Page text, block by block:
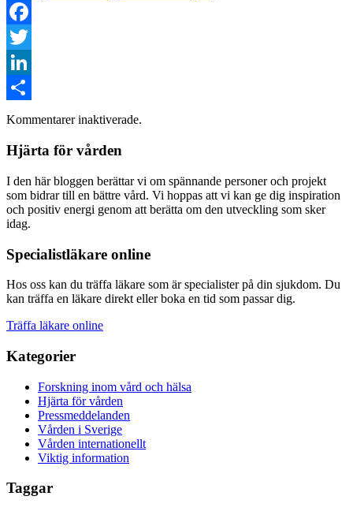
Facebook
Twitter
LinkedIn
Dela
Kommentarer inaktiverade.
Hjärta för vården
I den här bloggen berättar vi om spännande personer och projekt
som bidrar till en bättre vård. Vi hoppas att vi kan ge dig inspiration
och positiv energi genom att berätta om den utveckling som sker
idag.
Specialistläkare online
Hos oss kan du träffa läkare som är specialister på din sjukdom. Du
kan träffa en läkare direkt eller boka en tid som passar dig.
Träffa läkare online
Kategorier
Forskning inom vård och hälsa
Hjärta för vården
Pressmeddelanden
Vården i Sverige
Vården internationellt
Viktig information
Taggar